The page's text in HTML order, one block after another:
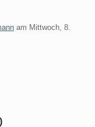
am Mittwoch, 8.